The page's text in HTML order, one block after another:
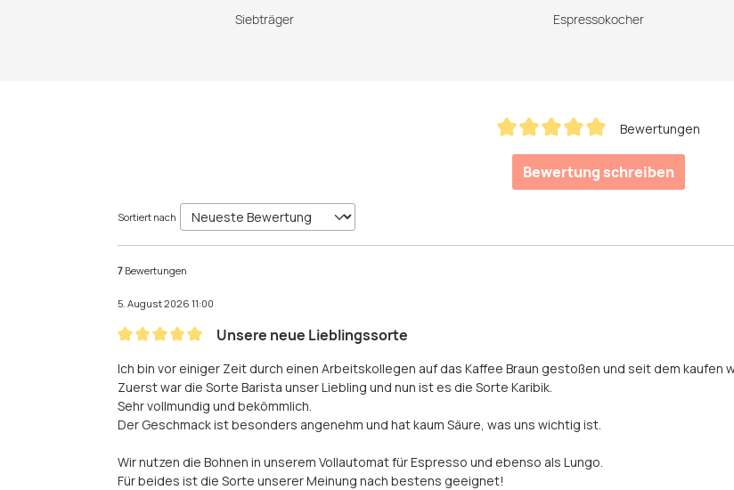
Siebträger Espressokocher
Bewertungen
Bewertung schreiben
Sortiert nach
7 Bewertungen
5. August 2026 11:00
Unsere neue Lieblingssorte
Ich bin vor einiger Zeit durch einen Arbeitskollegen auf das Kaffee Braun gestoßen und seit dem kaufen
Zuerst war die Sorte Barista unser Liebling und nun ist es die Sorte Karibik.
Sehr vollmundig und bekömmlich.
Der Geschmack ist besonders angenehm und hat kaum Säure, was uns wichtig ist.
Wir nutzen die Bohnen in unserem Vollautomat für Espresso und ebenso als Lungo.
Für beides ist die Sorte unserer Meinung nach bestens geeignet!